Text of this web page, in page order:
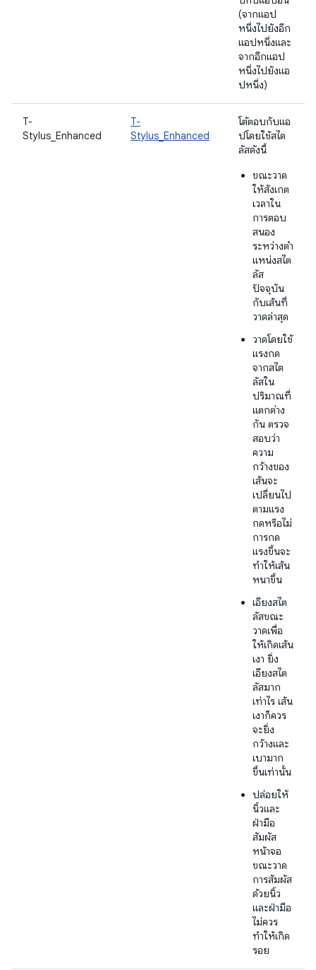
(จากแอป
หนึ่งไปยังอีก
แอปหนึ่งและ
จากอีกแอป
หนึ่งไปยังแอ
ปหนึ่ง)
T-
Stylus_Enhanced
T-
Stylus_Enhanced
โต้ตอบกับแอ
ปโดยใช้สไต
ลัสดังนี้
ขณะวาด
ให้สังเกต
เวลาใน
การตอบ
สนอง
ระหว่างตำ
แหน่งสไต
ลัส
ปัจจุบัน
กับเส้นที่
วาดล่าสุด
วาดโดยใช้
แรงกด
จากสไต
ลัสใน
ปริมาณที่
แตกต่าง
กัน ตรวจ
สอบว่า
ความ
กว้างของ
เส้นจะ
เปลี่ยนไป
ตามแรง
กดหรือไม่
การกด
แรงขึ้นจะ
ทำให้เส้น
หนาขึ้น
เอียงสไต
ลัสขณะ
วาดเพื่อ
ให้เกิดเส้น
เงา ยิ่ง
เอียงสไต
ลัสมาก
เท่าไร เส้น
เงาก็ควร
จะยิ่ง
กว้างและ
เบามาก
ขึ้นเท่านั้น
ปล่อยให้
นิ้วและ
ฝ่ามือ
สัมผัส
หน้าจอ
ขณะวาด
การสัมผัส
ด้วยนิ้ว
และฝ่ามือ
ไม่ควร
ทำให้เกิด
รอย